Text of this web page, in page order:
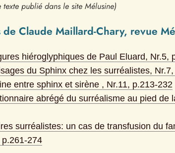
texte publié dans le site Mélusine)
de Claude Maillard-Chary, revue
hiéroglyphiques de Paul Eluard, Nr.5,
du Sphinx chez les surréalistes, Nr.7,
entre sphinx et sirène , Nr.11, p.213-232
abrégé du surréalisme au pied de
surréalistes: un cas de transfusion du
p.261-274